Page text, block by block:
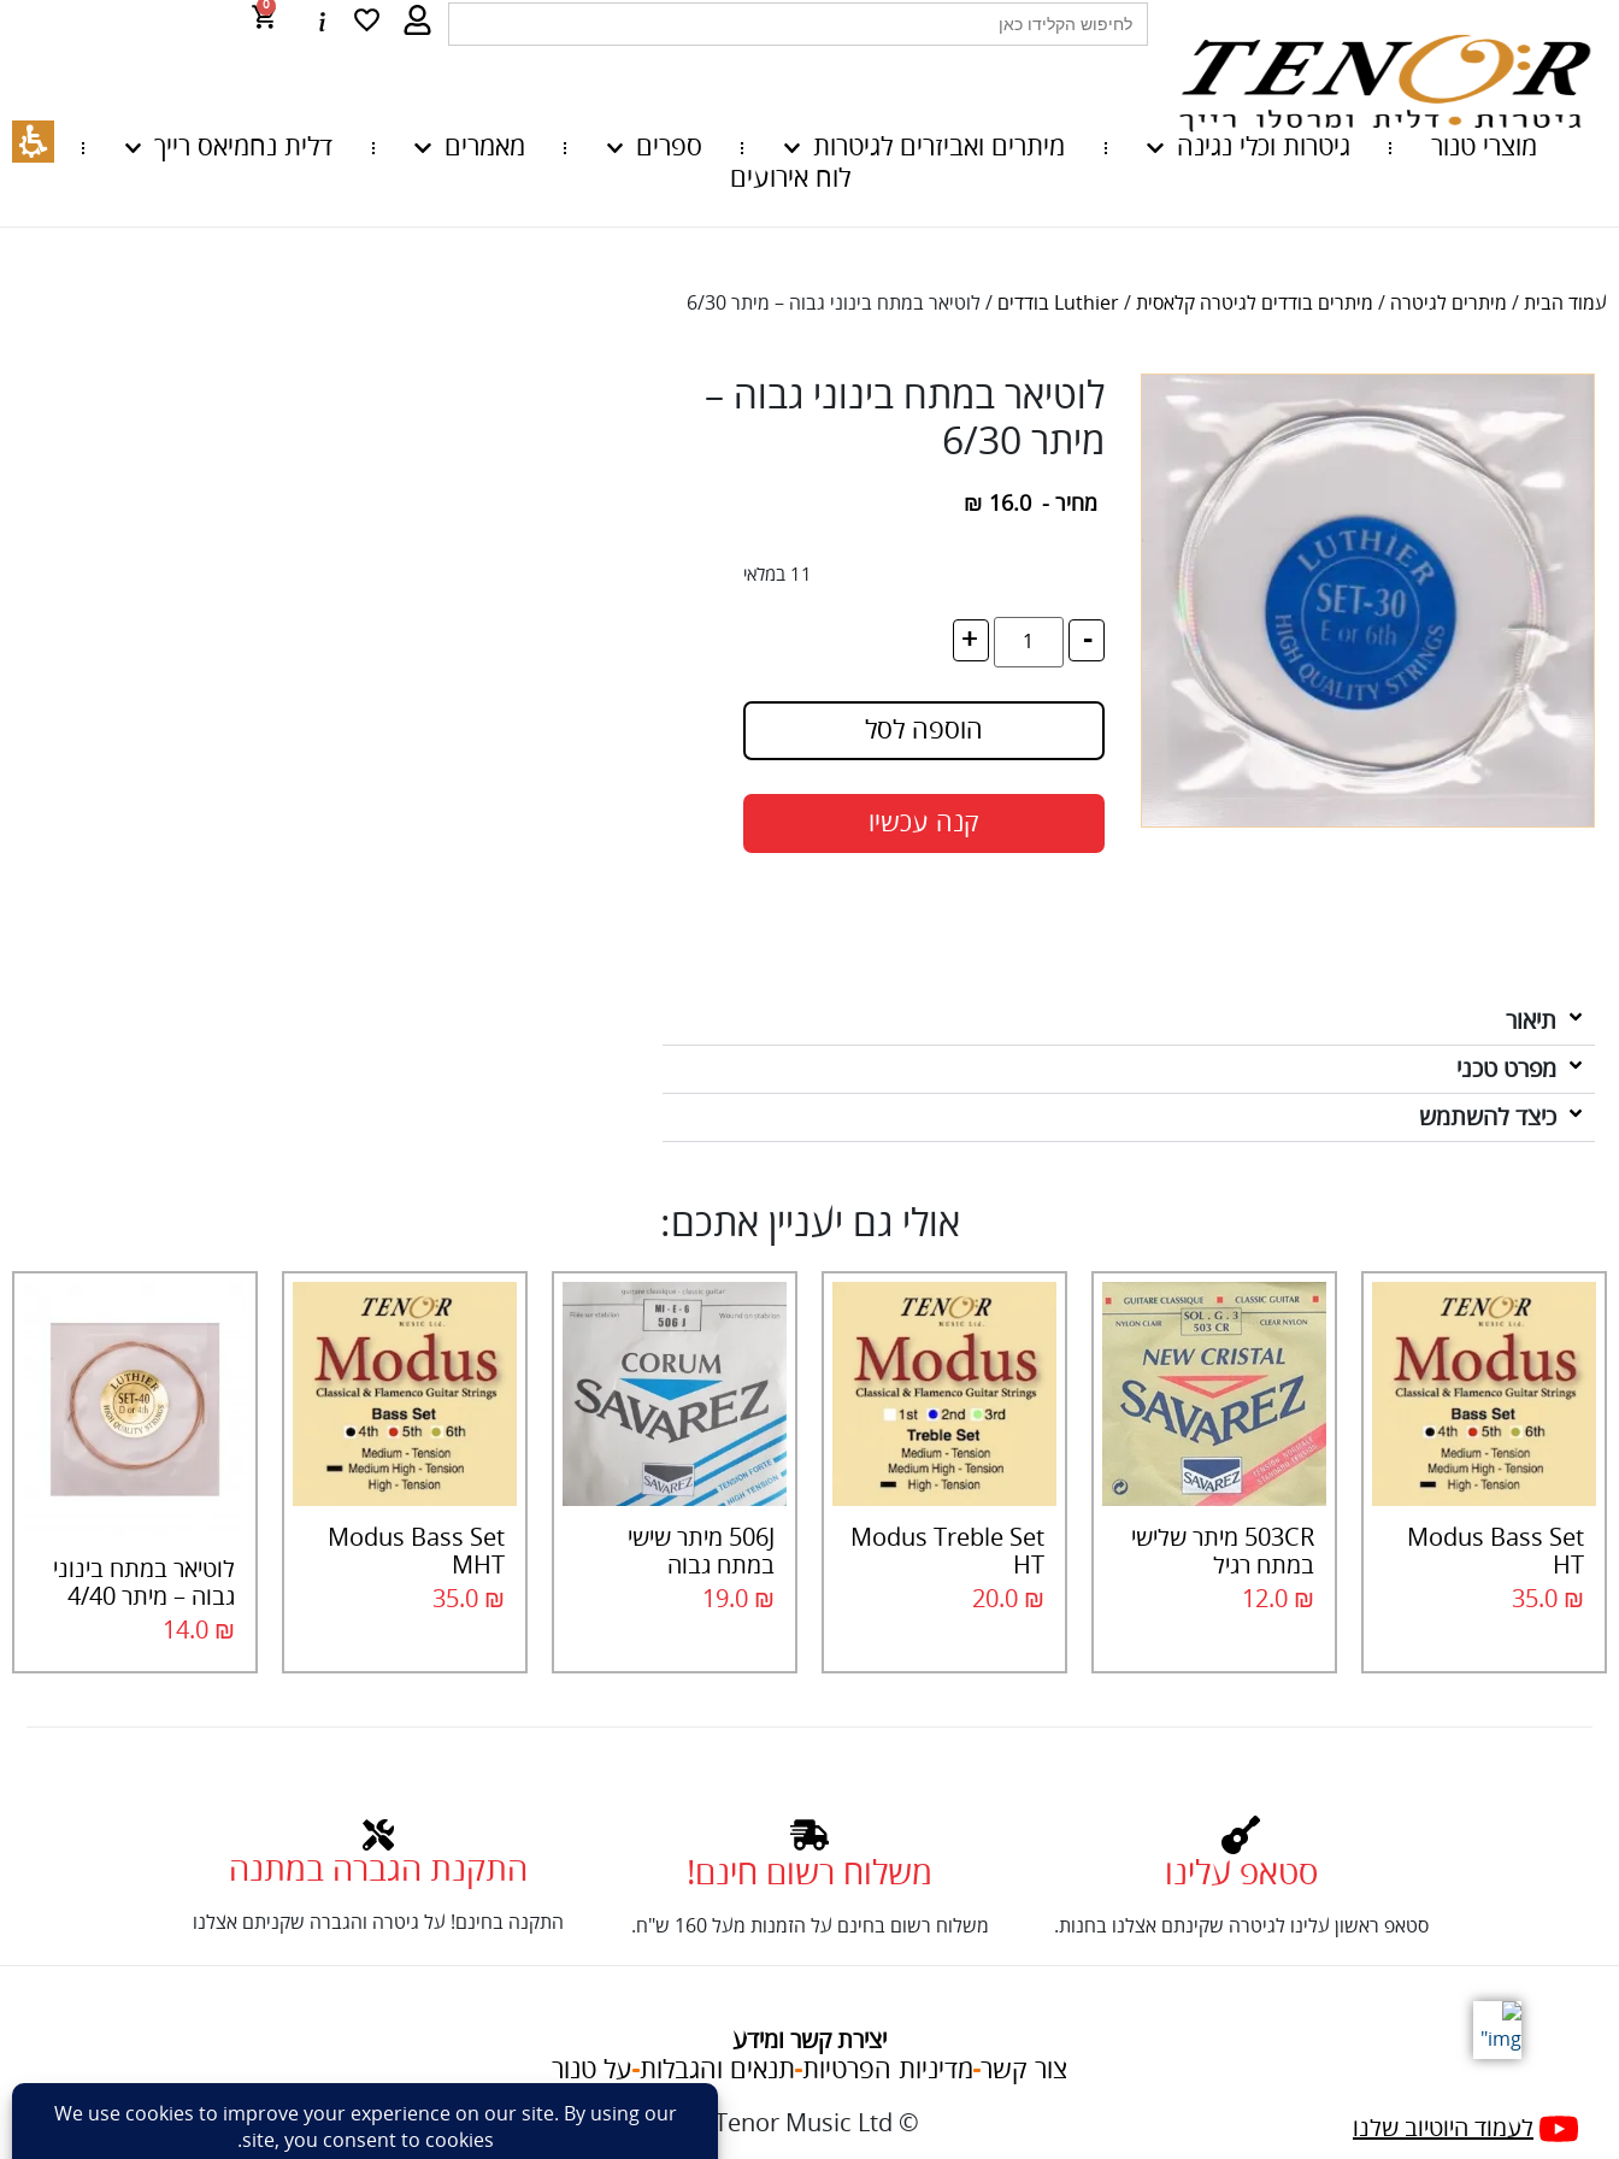
Search
for:
0
מוצרי טנור גיטרות וכלי נגינה מיתרים ואביזרים לגיטרות ספרים מאמרים
דלית נחמיאס רייך
לוח אירועים
עמוד הבית / מיתרים לגיטרה / מיתרים בודדים לגיטרה קלאסית / Luthier בודדים / לוטיאר במתח בינוני גבוה – מיתר 6/30
לוטיאר במתח בינוני גבוה –
מיתר 6/30
מחיר - ₪ 16.0
11 במלאי
-
+
הוספה לסל
קנה עכשיו
תיאור
מפרט טכני
כיצד להשתמש
אולי גם יעניין אתכם:
Modus Bass Set
HT
₪
503CR מיתר שלישי
במתח רגיל
₪
Modus Treble Set
HT
₪
506J מיתר שישי
במתח גבוה
₪
Modus Bass Set
MHT
₪
לוטיאר במתח בינוני
גבוה – מיתר 4/40
₪
סטאפ עלינו
סטאפ ראשון עלינו לגיטרה שקינתם אצלנו בחנות.
משלוח רשום חינם!
משלוח רשום בחינם על הזמנות מעל 160 ש"ח.
התקנת הגברה במתנה
התקנה בחינם! על גיטרה והגברה שקניתם אצלנו
יצירת קשר ומידע
צור קשר מדיניות הפרטיות תנאים והגבלות על טנור
לעמוד היוטיוב שלנו © Tenor Music Ltd
Design: Eshel Haim